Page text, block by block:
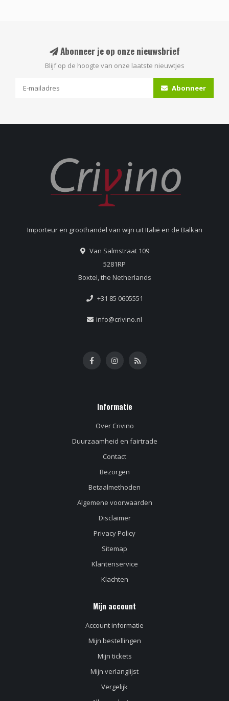
Abonneer je op onze nieuwsbrief
Blijf op de hoogte van onze laatste nieuwtjes
Abonneer
Importeur en groothandel van wijn uit Italië en de Balkan
Van Salmstraat 109
5281RP
Boxtel, the Netherlands
+31 85 0605551
info@crivino.nl
Informatie
Over Crivino
Duurzaamheid en fairtrade
Contact
Bezorgen
Betaalmethoden
Algemene voorwaarden
Disclaimer
Privacy Policy
Sitemap
Klantenservice
Klachten
Mijn account
Account informatie
Mijn bestellingen
Mijn tickets
Mijn verlanglijst
Vergelijk